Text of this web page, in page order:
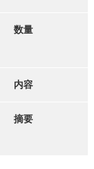
数量
内容
摘要